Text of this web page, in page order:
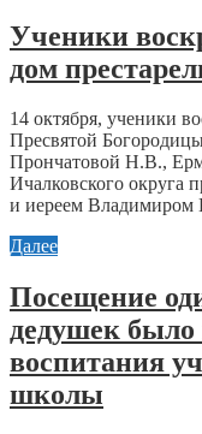
Ученики
дом
14 октября, ученики
Пресвятой
Прончатовой Н.В.,
Ичалковского
и иереем Владимиром
Далее
Посещение
дедушек было
воспитания
школы